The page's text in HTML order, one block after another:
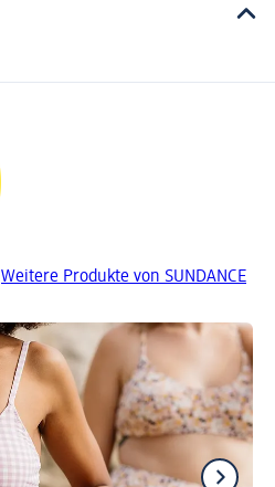
Weitere Produkte von SUNDANCE